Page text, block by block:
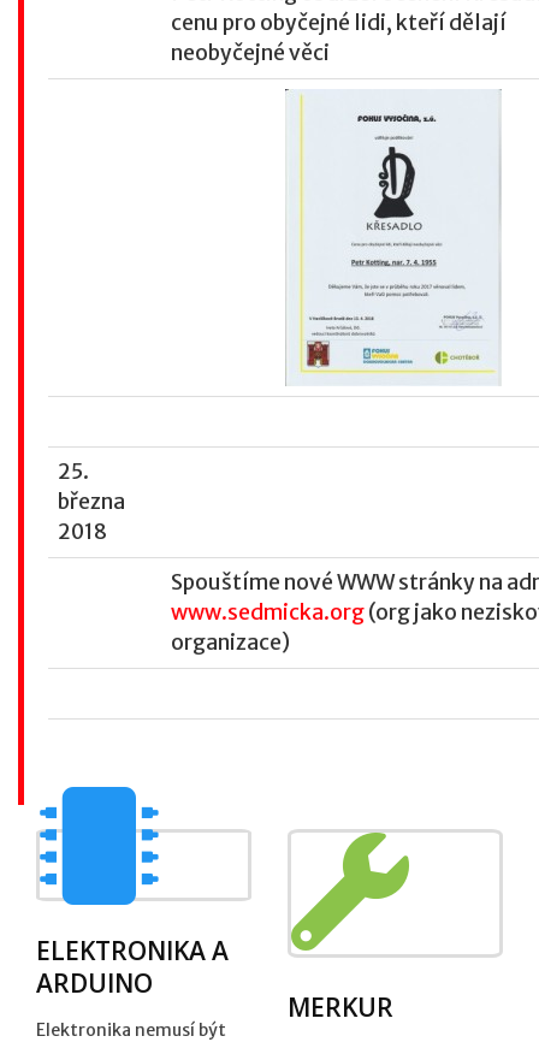
cenu pro obyčejné lidi, kteří dělají
neobyčejné věci
25.
března
2018
Spouštíme nové WWW stránky na
www.sedmicka.org(org jako
organizace)
ELEKTRONIKA A
ARDUINO
Elektronika nemusí být
MERKUR